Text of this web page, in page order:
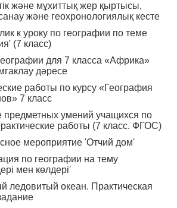
және мұхиттық жер қыртысы,
және геохронологиялық кесте
к уроку по географии по теме
(7 класс)
для 7 класса «Африка»
дәресе
работы по курсу «География
7 класс
предметных умений учащихся по
работы (7 класс. ФГОС)
мероприятие 'Отчий дом'
по географии на тему
мен көлдері'
ледовитый океан. Практическая